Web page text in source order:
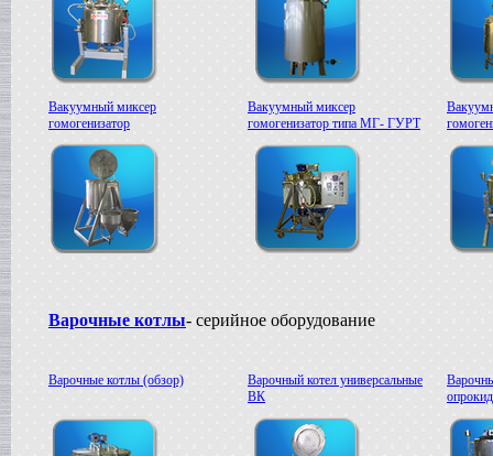
Вакуум-выпарной аппарат
в г.Бронницы
Темперирующая машина
в г. Бологое
Вакуумный котел
в г. Клин
Восстановитель сухого молока
в г.Белгород
Вакуум-выпарной котел
в г. Дмитров
Сироповарочный котел
в г.Азов
в г.Вологду
Вакуумный реактор
Вакуумный миксер
гомогенизатор
Вакуумный миксер
гомогенизатор типа МГ- ГУРТ
Варочные котлы- серийное оборудование
Варочные котлы (обзор)
Варочный котел универсальные
ВК